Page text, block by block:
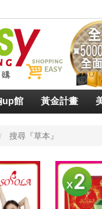
up館 黃金計畫
搜尋『草本』